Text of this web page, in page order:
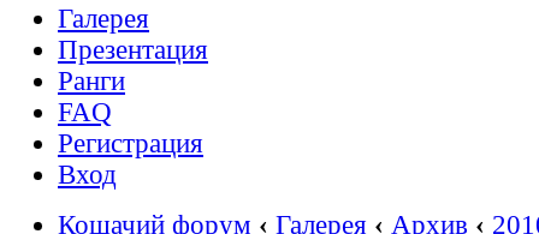
Галерея
Презентация
Ранги
FAQ
Регистрация
Вход
Кошачий форум ‹ Галерея ‹ Архив ‹